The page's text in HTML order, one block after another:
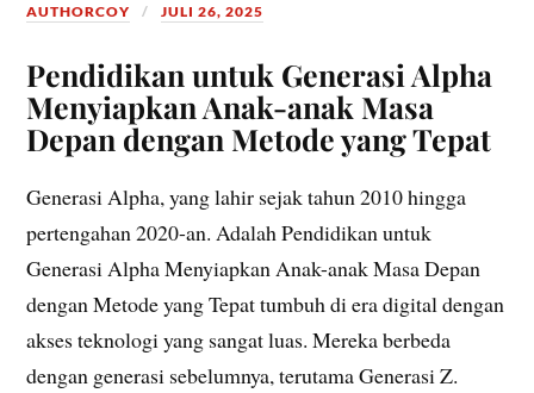
AUTHORCOY JULI 26, 2025
Pendidikan untuk Generasi Alpha
Menyiapkan Anak-anak Masa
Depan dengan Metode yang Tepat
Generasi Alpha, yang lahir sejak tahun 2010 hingga
pertengahan 2020-an. Adalah Pendidikan untuk
Generasi Alpha Menyiapkan Anak-anak Masa Depan
dengan Metode yang Tepat tumbuh di era digital dengan
akses teknologi yang sangat luas. Mereka berbeda
dengan generasi sebelumnya, terutama Generasi Z.